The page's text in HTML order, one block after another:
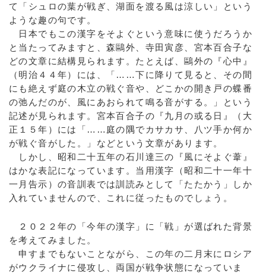
て「シュロの葉が戦ぎ、湖面を渡る風は涼しい」という
ような趣の句です。
日本でもこの漢字をそよぐという意味に使うだろうか
と当たってみますと、森鷗外、寺田寅彦、宮本百合子な
どの文章に結構見られます。たとえば、鷗外の『心中』
（明治４４年）には、「……下に降りて見ると、その間
にも絶えず庭の木立の戦ぐ音や、どこかの開き戸の蝶番
の弛んだのが、風にあおられて鳴る音がする。」という
記述が見られます。宮本百合子の『九月の或る日』（大
正１５年）には「……庭の隅でカサカサ、八ツ手か何か
が戦ぐ音がした。」などという文章があります。
しかし、昭和二十五年の石川達三の『風にそよぐ葦』
はかな表記になっています。当用漢字（昭和二十一年十
一月告示）の音訓表では訓読みとして「たたかう」しか
入れていませんので、これに従ったものでしょう。
２０２２年の「今年の漢字」に「戦」が選ばれた背景
を考えてみました。
申すまでもないことながら、この年の二月末にロシア
がウクライナに侵攻し、両国が戦争状態になっていま